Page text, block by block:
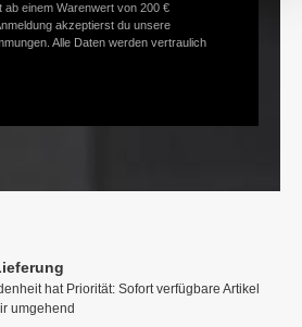
ab einem Warenwert von 200 €
akzeptierst du unsere
Alle Daten werden vertraulich
hat Priorität: Sofort verfügbare Artikel
umgehend